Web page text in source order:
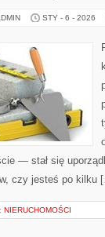
STY - 6 - 2026
— stał się
czy jesteś po kilku
NIERUCHOMOŚCI